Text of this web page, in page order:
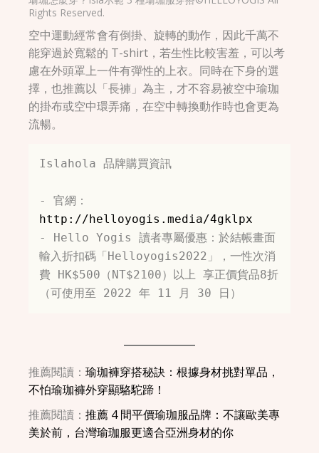
Rights Reserved.
空中運動經常會有倒掛、旋轉的動作，因此千萬不
能穿過於寬鬆的 T-shirt，若生性比較害羞，可以考
慮在外頭罩上一件有彈性的上衣。同時在下身的選
擇，也推薦以「長褲」為主，才不容易被空中瑜珈
的掛布或空中環弄痛，在空中轉換動作時也會更為
流暢。
Islahola 品牌購買資訊
- 官網：
http://helloyogis.media/4gklpx
- Hello Yogis 讀者專屬優惠：於結帳畫面
輸入折扣碼「Helloyogis2022」，一性次消
費 HK$500（NT$2100）以上 享正價貨品8折
（可使用至 2022 年 11 月 30 日）
推薦閱讀：瑜珈褲穿搭秘訣：根據身材挑對單品，
不怕瑜珈褲外穿顯駱駝蹄！
推薦閱讀：推薦 4 間平價瑜珈服品牌：不讓歐美專
美於前，台灣瑜珈服更適合亞洲身材的你